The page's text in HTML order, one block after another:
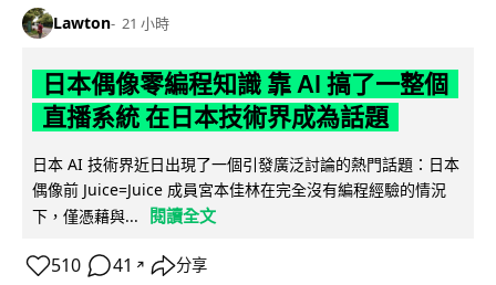
Lawton 21 小時
日本偶像零編程知識 靠 AI 搞了一整個
直播系統 在日本技術界成為話題
日本 AI 技術界近日出現了一個引發廣泛討論的熱門話題：日本
偶像前 Juice=Juice 成員宮本佳林在完全沒有編程經驗的情況
下，僅憑藉與...
閱讀全文
510 41 ↗ 分享